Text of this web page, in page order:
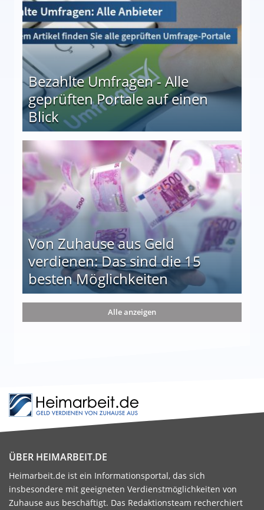
Bezahlte Umfragen - Alle
geprüften Portale auf einen
Blick
auf einen Blick
Von Zuhause aus Geld
verdienen: Das sind die 15
besten Möglichkeiten
die 15 besten Möglichkeiten
Alle anzeigen
ÜBER HEIMARBEIT.DE
Heimarbeit.de ist ein Informationsportal, das sich
insbesondere mit geeigneten Verdienstmöglichkeiten von
Zuhause aus beschäftigt. Das Redaktionsteam recherchiert